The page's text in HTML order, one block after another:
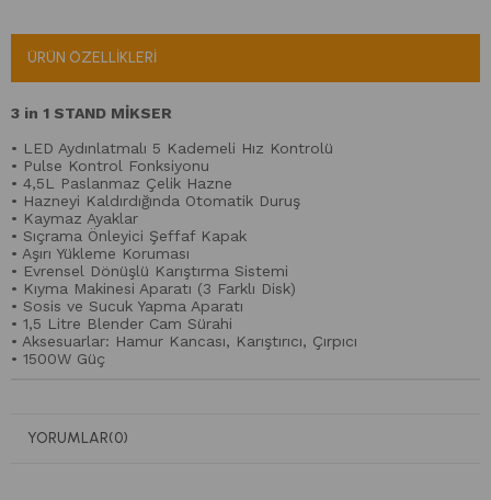
ÜRÜN ÖZELLIKLERI
3 in 1 STAND MİKSER
• LED Aydınlatmalı 5 Kademeli Hız Kontrolü
• Pulse Kontrol Fonksiyonu
• 4,5L Paslanmaz Çelik Hazne
• Hazneyi Kaldırdığında Otomatik Duruş
• Kaymaz Ayaklar
• Sıçrama Önleyici Şeffaf Kapak
• Aşırı Yükleme Koruması
• Evrensel Dönüşlü Karıştırma Sistemi
• Kıyma Makinesi Aparatı (3 Farklı Disk)
• Sosis ve Sucuk Yapma Aparatı
• 1,5 Litre Blender Cam Sürahi
• Aksesuarlar: Hamur Kancası, Karıştırıcı, Çırpıcı
• 1500W Güç
YORUMLAR(0)